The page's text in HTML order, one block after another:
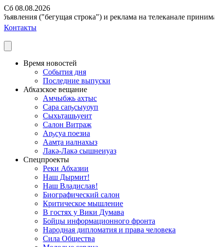
Сб 08.08.2026
("бегущая строка") и реклама на телеканале
Контакты
Время новостей
События дня
Последние выпуски
Абхазское вещание
Амчыбжь ахҭыс
Сара саҧсыуоуп
Сыхьҭашьуеит
Салон Витраж
Аҧсуа поезиа
Аамҭа иалнахыз
Лакә-Лакә сышнеиуаз
Спецпроекты
Реки Абхазии
Наш Дырмит!
Наш Владислав!
Биографический салон
Критическое мышление
В гостях у Вики Думава
Бойцы информационного фронта
Народная дипломатия и права человека
Сила Общества